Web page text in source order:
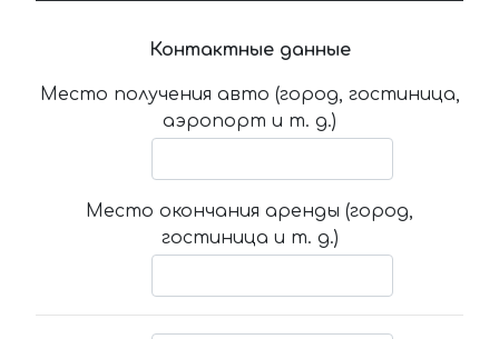
Контактные данные
Место получения авто (город, гостиница,
аэропорт и т. д.)
Место окончания аренды (город,
гостиница и т. д.)